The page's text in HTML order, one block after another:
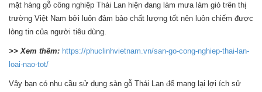
mặt hàng gỗ công nghiệp Thái Lan hiện đang làm mưa làm gió trên thị
trường Việt Nam bởi luôn đảm bảo chất lượng tốt nên luôn chiếm được
lòng tin của người tiêu dùng.
>> Xem thêm: https://phuclinhvietnam.vn/san-go-cong-nghiep-thai-lan-
loai-nao-tot/
Vậy bạn có nhu cầu sử dụng sàn gỗ Thái Lan để mang lại lợi ích sử